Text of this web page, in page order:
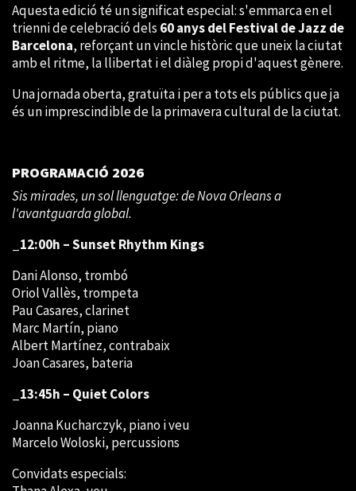
Aquesta edició té un significat especial: s'emmarca en el
trienni de celebració dels 60 anys del Festival de Jazz de
Barcelona, reforçant un vincle històric que uneix la ciutat
amb el ritme, la llibertat i el diàleg propi d'aquest gènere.
Una jornada oberta, gratuïta i per a tots els públics que ja
és un imprescindible de la primavera cultural de la ciutat.
PROGRAMACIÓ 2026
Sis mirades, un sol llenguatge: de Nova Orleans a
l'avantguarda global.
_12:00h – Sunset Rhythm Kings
Dani Alonso, trombó
Oriol Vallès, trompeta
Pau Casares, clarinet
Marc Martín, piano
Albert Martínez, contrabaix
Joan Casares, bateria
_13:45h – Quiet Colors
Joanna Kucharczyk, piano i veu
Marcelo Woloski, percussions
Convidats especials: